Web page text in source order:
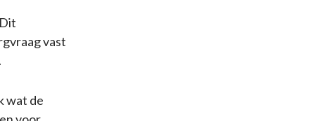
Dit
vast
wat de